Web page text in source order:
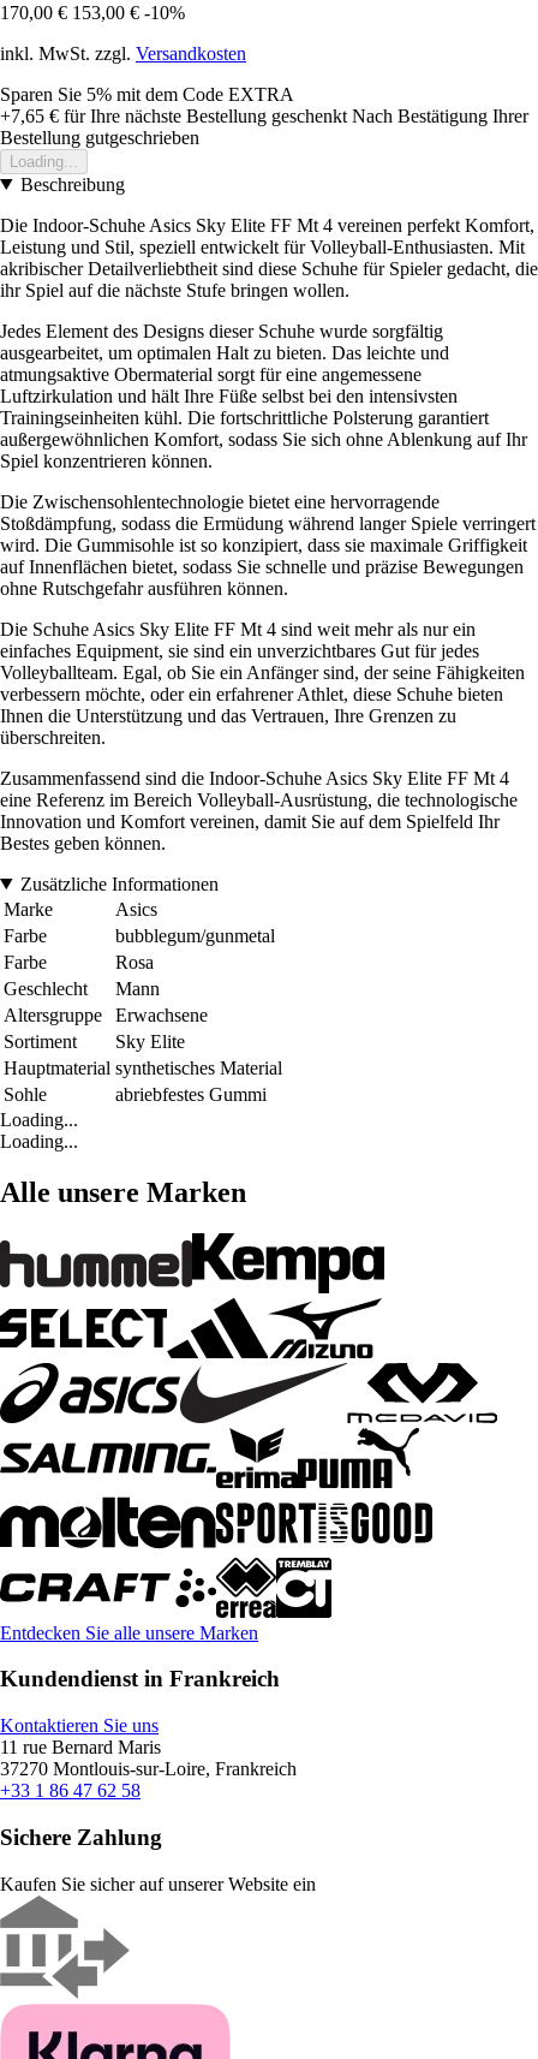
170,00 € 153,00 € -10%
inkl. MwSt. zzgl. Versandkosten
Sparen Sie 5% mit dem Code EXTRA
+7,65 € für Ihre nächste Bestellung geschenkt Nach Bestätigung Ihrer
Bestellung gutgeschrieben
Loading...
Beschreibung
Die Indoor-Schuhe Asics Sky Elite FF Mt 4 vereinen perfekt Komfort,
Leistung und Stil, speziell entwickelt für Volleyball-Enthusiasten. Mit
akribischer Detailverliebtheit sind diese Schuhe für Spieler gedacht, die
ihr Spiel auf die nächste Stufe bringen wollen.
Jedes Element des Designs dieser Schuhe wurde sorgfältig
ausgearbeitet, um optimalen Halt zu bieten. Das leichte und
atmungsaktive Obermaterial sorgt für eine angemessene
Luftzirkulation und hält Ihre Füße selbst bei den intensivsten
Trainingseinheiten kühl. Die fortschrittliche Polsterung garantiert
außergewöhnlichen Komfort, sodass Sie sich ohne Ablenkung auf Ihr
Spiel konzentrieren können.
Die Zwischensohlentechnologie bietet eine hervorragende
Stoßdämpfung, sodass die Ermüdung während langer Spiele verringert
wird. Die Gummisohle ist so konzipiert, dass sie maximale Griffigkeit
auf Innenflächen bietet, sodass Sie schnelle und präzise Bewegungen
ohne Rutschgefahr ausführen können.
Die Schuhe Asics Sky Elite FF Mt 4 sind weit mehr als nur ein
einfaches Equipment, sie sind ein unverzichtbares Gut für jedes
Volleyballteam. Egal, ob Sie ein Anfänger sind, der seine Fähigkeiten
verbessern möchte, oder ein erfahrener Athlet, diese Schuhe bieten
Ihnen die Unterstützung und das Vertrauen, Ihre Grenzen zu
überschreiten.
Zusammenfassend sind die Indoor-Schuhe Asics Sky Elite FF Mt 4
eine Referenz im Bereich Volleyball-Ausrüstung, die technologische
Innovation und Komfort vereinen, damit Sie auf dem Spielfeld Ihr
Bestes geben können.
Zusätzliche Informationen
Marke
Asics
Farbe
bubblegum/gunmetal
Farbe
Rosa
Geschlecht
Mann
Altersgruppe
Erwachsene
Sortiment
Sky Elite
Hauptmaterial synthetisches Material
Sohle
abriebfestes Gummi
Loading...
Loading...
Alle unsere Marken
Entdecken Sie alle unsere Marken
Kundendienst in Frankreich
Kontaktieren Sie uns
11 rue Bernard Maris
37270 Montlouis-sur-Loire, Frankreich
+33 1 86 47 62 58
Sichere Zahlung
Kaufen Sie sicher auf unserer Website ein